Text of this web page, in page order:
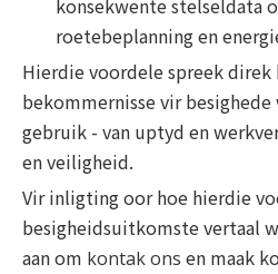
konsekwente stelseldata
roetebeplanning en
Hierdie voordele spreek
bekommernisse vir
gebruik - van uptyd en
en veiligheid.
Vir inligting oor hoe hierdie
besigheidsuitkomste vertaal
aan om kontak ons ​​en maak